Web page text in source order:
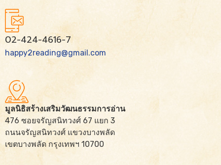
02-424-4616-7
happy2reading@gmail.com
มูลนิธิสร้างเสริมวัฒนธรรมการอ่าน
476 ซอยจรัญสนิทวงศ์ 67 แยก 3
ถนนจรัญสนิทวงศ์ แขวงบางพลัด
เขตบางพลัด กรุงเทพฯ 10700